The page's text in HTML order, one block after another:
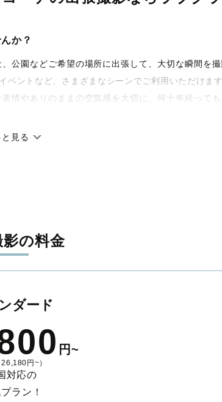
か？
公園などご希望の場所に出張して、大切な瞬間を
ントなど、さまざまなシーンでご利用いただけます
情やありのままの空気感を大切に、何十年経っても
調整。自然な雰囲気を残しつつも、おしゃれで洗練
と見る
影の料金
ダード
円~
26,180円~）
対応の
ラン！